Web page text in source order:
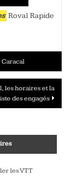
Roval Rapide
les horaires et la
des engagés
les VTT